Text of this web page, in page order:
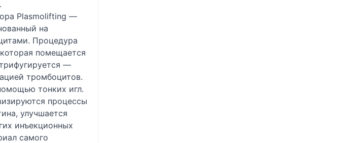
Plasmolifting —
на
Процедура
помещается
—
тромбоцитов.
тонких игл.
процессы
улучшается
инъекционных
самого